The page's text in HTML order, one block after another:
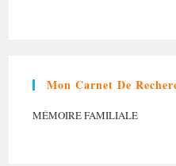
Mon Carnet De
MÉMOIRE FAMILIALE